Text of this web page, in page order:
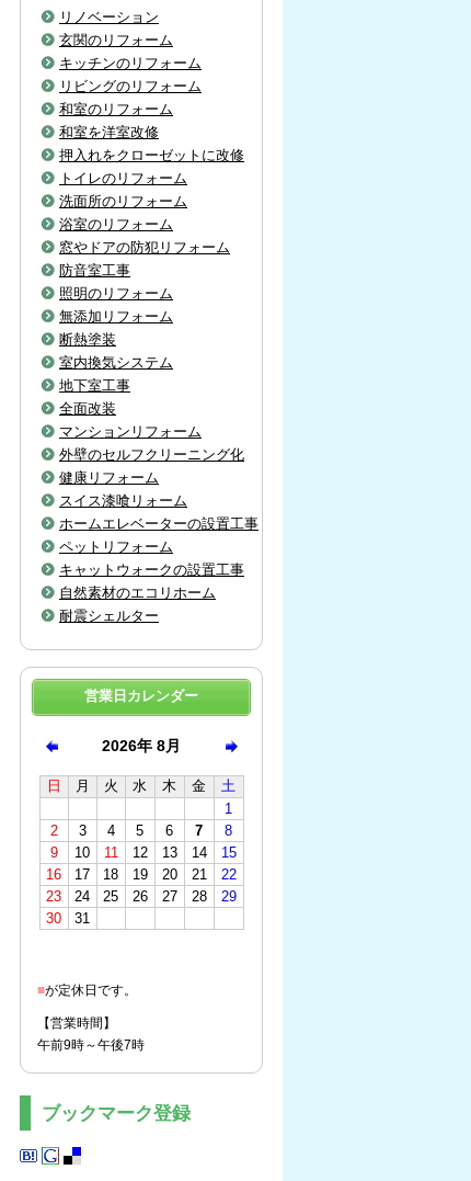
リノベーション
玄関のリフォーム
キッチンのリフォーム
リビングのリフォーム
和室のリフォーム
和室を洋室改修
押入れをクローゼットに改修
トイレのリフォーム
洗面所のリフォーム
浴室のリフォーム
窓やドアの防犯リフォーム
防音室工事
照明のリフォーム
無添加リフォーム
断熱塗装
室内換気システム
地下室工事
全面改装
マンションリフォーム
外壁のセルフクリーニング化
健康リフォーム
スイス漆喰リォーム
ホームエレベーターの設置工事
ペットリフォーム
キャットウォークの設置工事
自然素材のエコリホーム
耐震シェルター
営業日カレンダー
■が定休日です。
【営業時間】
午前9時～午後7時
ブックマーク登録